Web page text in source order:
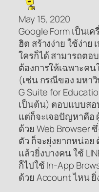
May 15, 2020
Google Form เป็นเ
ฮิต สร้างง่าย ใช้ง่าย
ใครก็ได้ สามารถตอ
ต้องการให้เฉพาะค
(เช่น กรณีของ มหา
G Suite for
เป็นต้น) ตอบแบบสอ
แต่ก็จะเจอปัญหาคือ
ด้วย Web Browser
ตัว ก็จะยุ่งยากหน่อย
แล้วยิ่งบางคน ใช้
ก็ไปใช้ In-App
ด้วย Account ไหน